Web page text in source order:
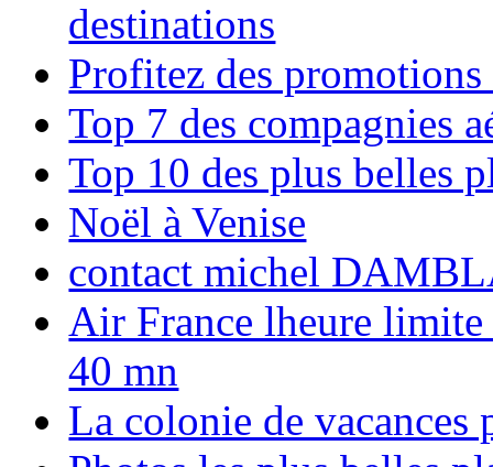
destinations
Profitez des
Top 7 des compagnies
Top 10 des plus belles
Noël à Venise
contact michel
Air France lheure limite
40 mn
La colonie de vacances